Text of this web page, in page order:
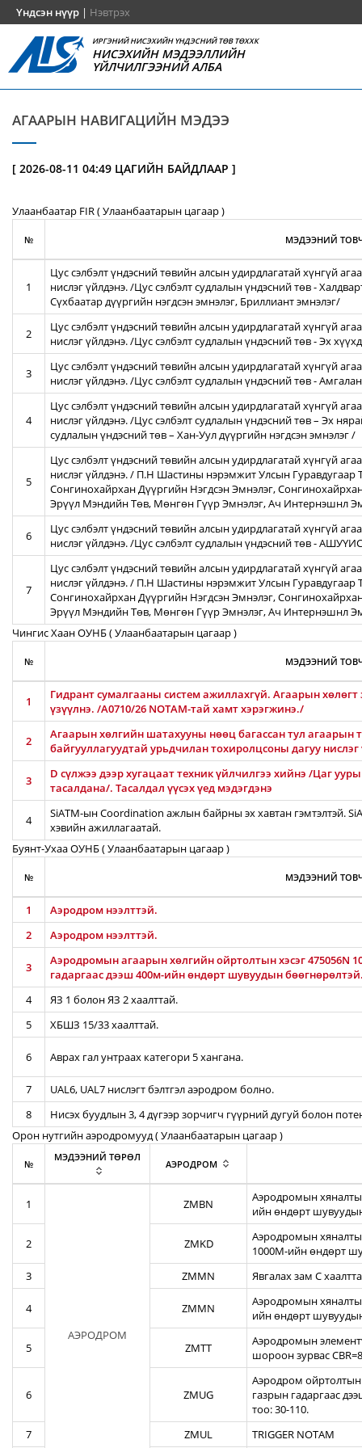
Үндсэн нүүр | Нэвтрэх
ИРГЭНИЙ НИСЭХИЙН ҮНДЭСНИЙ ТӨВ ТӨХХК
НИСЭХИЙН МЭДЭЭЛЛИЙН
ҮЙЛЧИЛГЭЭНИЙ АЛБА
АГААРЫН НАВИГАЦИЙН МЭДЭЭ
[ 2026-08-11 04:49 ЦАГИЙН БАЙДЛААР ]
Улаанбаатар FIR ( Улаанбаатарын цагаар )
№ МЭДЭЭНИЙ
1
Цус сэлбэлт үндэсний төвийн алсын удирдлагатай хүнгүй
нислэг үйлдэнэ. /Цус сэлбэлт судлалын үндэсний төв -
Сүхбаатар дүүргийн нэгдсэн эмнэлэг, Бриллиант эмнэлэг/
2
Цус сэлбэлт үндэсний төвийн алсын удирдлагатай хүнгүй
нислэг үйлдэнэ. /Цус сэлбэлт судлалын үндэсний төв - Эх
3
Цус сэлбэлт үндэсний төвийн алсын удирдлагатай хүнгүй
нислэг үйлдэнэ. /Цус сэлбэлт судлалын үндэсний төв -
4
Цус сэлбэлт үндэсний төвийн алсын удирдлагатай хүнгүй
нислэг үйлдэнэ. /Цус сэлбэлт судлалын үндэсний төв – Эх
судлалын үндэсний төв – Хан-Уул дүүргийн нэгдсэн эмнэлэг /
5
Цус сэлбэлт үндэсний төвийн алсын удирдлагатай хүнгүй
нислэг үйлдэнэ. / П.Н Шастины нэрэмжит Улсын Гуравдугаар
Сонгинохайрхан Дүүргийн Нэгдсэн Эмнэлэг,
Эрүүл Мэндийн Төв, Мөнгөн Гүүр Эмнэлэг, Ач Интернэшнл
6
Цус сэлбэлт үндэсний төвийн алсын удирдлагатай хүнгүй
нислэг үйлдэнэ. /Цус сэлбэлт судлалын үндэсний төв -
7
Цус сэлбэлт үндэсний төвийн алсын удирдлагатай хүнгүй
нислэг үйлдэнэ. / П.Н Шастины нэрэмжит Улсын Гуравдугаар
Сонгинохайрхан Дүүргийн Нэгдсэн Эмнэлэг,
Эрүүл Мэндийн Төв, Мөнгөн Гүүр Эмнэлэг, Ач Интернэшнл
Чингис Хаан ОУНБ ( Улаанбаатарын цагаар )
№ МЭДЭЭНИЙ
1
Гидрант сумалгааны систем ажиллахгүй. Агаарын
үзүүлнэ. /A0710/26 NOTAM-тай хамт хэрэгжинэ./
2
Агаарын хөлгийн шатахууны нөөц багассан тул агаарын
байгууллагуудтай урьдчилан тохиролцсоны дагуу
3
D сүлжээ дээр хугацаат техник үйлчилгээ хийнэ /Цаг
тасалдана/. Тасалдал үүсэх үед мэдэгдэнэ
4
SiATM-ын Coordination ажлын байрны эх хавтан гэмтэлтэй.
хэвийн ажиллагаатай.
Буянт-Ухаа ОУНБ ( Улаанбаатарын цагаар )
№ МЭДЭЭНИЙ
1
Аэродром нээлттэй.
2
Аэродром нээлттэй.
3
Аэродромын агаарын хөлгийн ойртолтын хэсэг 475056N
гадаргаас дээш 400м-ийн өндөрт шувуудын
4
ЯЗ 1 болон ЯЗ 2 хаалттай.
5
ХБШЗ 15/33 хаалттай.
6 Аврах гал унтраах категори 5 хангана.
7
UAL6, UAL7 нислэгт бэлтгэл аэродром болно.
8
Нисэх буудлын 3, 4 дүгээр зорчигч гүүрний дугуй болон
Орон нутгийн аэродромууд ( Улаанбаатарын цагаар )
№
МЭДЭЭНИЙ ТӨРӨЛ
АЭРОДРОМ
1
АЭРОДРОМ
ZMBN
Аэродромын
ийн өндөрт
2 ZMKD
Аэродромын
1000М-ийн өндөрт
3
ZMMN Явгалах зам С
4 ZMMN
Аэродромын
ийн өндөрт
5 ZMTT
Аэродромын
шороон зурвас
6 ZMUG
Аэродром ойртолтын
газрын гадаргаас
тоо: 30-110.
7
ZMUL TRIGGER NOTAM